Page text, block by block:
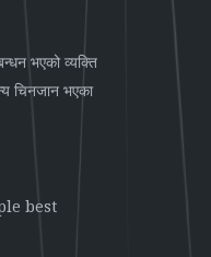
भएको व्यक्ति
चिनजान भएका
best